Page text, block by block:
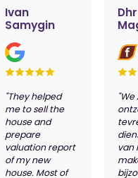
Ivan
Samygin
"They helped
me to sell the
house and
prepare
valuation report
of my new
house. Most of
"We
van